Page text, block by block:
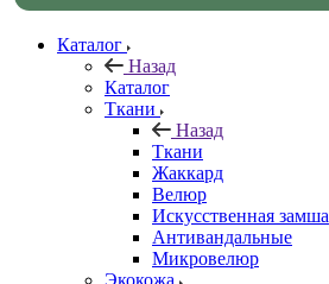
Каталог
Назад
Каталог
Ткани
Назад
Ткани
Жаккард
Велюр
Искусственная замша
Антивандальные
Микровелюр
Экокожа